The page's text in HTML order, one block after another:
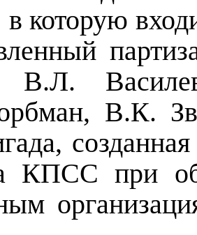
которую
В.Л.
В.К.
КПСС при